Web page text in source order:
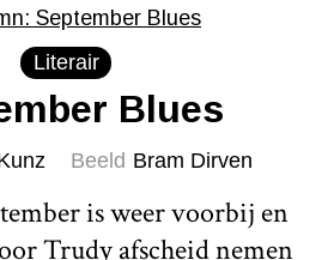
Literair
Blues
Beeld Bram Dirven
is weer voorbij en
Trudy afscheid nemen